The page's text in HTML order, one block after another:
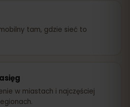
tam, gdzie sieć to
w miastach i najczęściej